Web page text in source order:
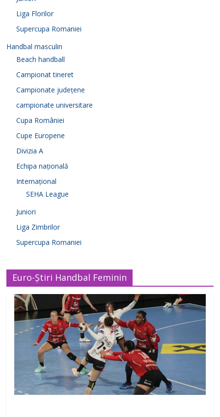
Liga Florilor
Supercupa Romaniei
Handbal masculin
Beach handball
Campionat tineret
Campionate județene
campionate universitare
Cupa României
Cupe Europene
Divizia A
Echipa națională
Internațional
SEHA League
Juniori
Liga Zimbrilor
Supercupa Romaniei
Euro-Știri Handbal Feminin